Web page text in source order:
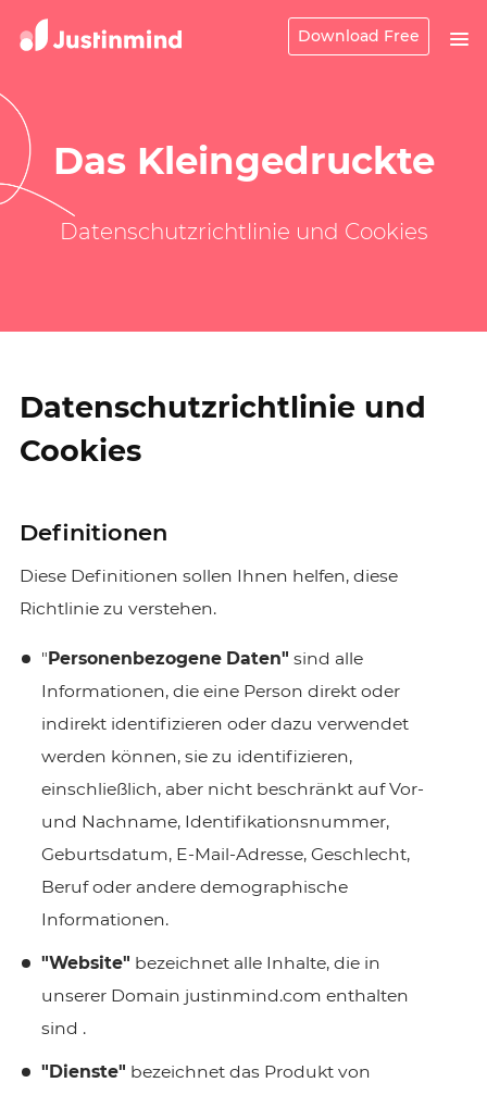
Download Free
Das Kleingedruckte
Datenschutzrichtlinie und Cookies
Datenschutzrichtlinie und
Cookies
Definitionen
Diese Definitionen sollen Ihnen helfen, diese
Richtlinie zu verstehen.
"Personenbezogene Daten" sind alle
Informationen, die eine Person direkt oder
indirekt identifizieren oder dazu verwendet
werden können, sie zu identifizieren,
einschließlich, aber nicht beschränkt auf Vor-
und Nachname, Identifikationsnummer,
Geburtsdatum, E-Mail-Adresse, Geschlecht,
Beruf oder andere demographische
Informationen.
"Website" bezeichnet alle Inhalte, die in
unserer Domain justinmind.com enthalten
sind .
"Dienste" bezeichnet das Produkt von